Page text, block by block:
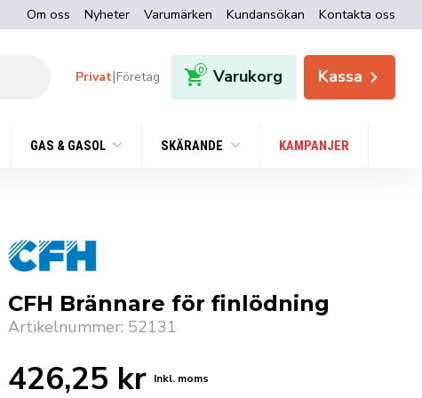
Om oss Nyheter Varumärken Kundansökan Kontakta oss
Privat|Företag 0 Varukorg Kassa
GAS & GASOL SKÄRANDE KAMPANJER
CFH Brännare för finlödning
Artikelnummer: 52131
426,25 kr Inkl. moms